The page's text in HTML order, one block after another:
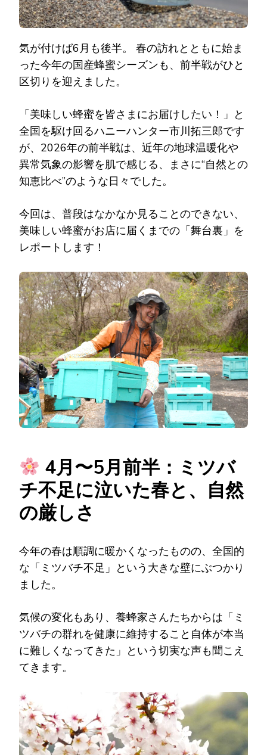
気が付けば6月も後半。 春の訪れとともに始ま
った今年の国産蜂蜜シーズンも、前半戦がひと
区切りを迎えました。
「美味しい蜂蜜を皆さまにお届けしたい！」と
全国を駆け回るハニーハンター市川拓三郎です
が、2026年の前半戦は、近年の地球温暖化や
異常気象の影響を肌で感じる、まさに“自然との
知恵比べ”のような日々でした。
今回は、普段はなかなか見ることのできない、
美味しい蜂蜜がお店に届くまでの「舞台裏」を
レポートします！
4月〜5月前半：ミツバ
チ不足に泣いた春と、自然
の厳しさ
今年の春は順調に暖かくなったものの、全国的
な「ミツバチ不足」という大きな壁にぶつかり
ました。
気候の変化もあり、養蜂家さんたちからは「ミ
ツバチの群れを健康に維持すること自体が本当
に難しくなってきた」という切実な声も聞こえ
てきます。